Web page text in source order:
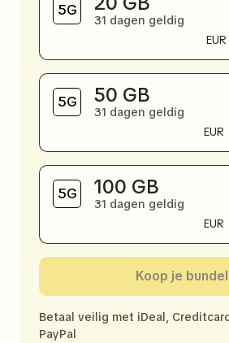
31 dagen geldig
EUR
50 GB
31 dagen geldig
EUR
100 GB
31 dagen geldig
EUR
Koop je bundel
Betaal veilig met iDeal,
PayPal